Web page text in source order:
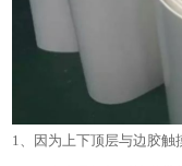
1、因为上下顶层与边胶触